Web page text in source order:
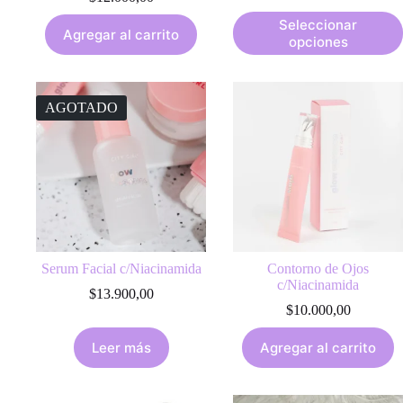
Agregar al carrito
was:
$16.200,00.
is:
$14.900,00.
Seleccionar
opciones
This
product
has
The
options
page
AGOTADO
Serum Facial c/Niacinamida
$13.900,00
Leer más
Contorno de Ojos
c/Niacinamida
$10.000,00
Agregar al carrito